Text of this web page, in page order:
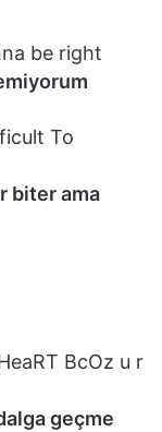
be right
To
biter ama
BcOz u r
geçme